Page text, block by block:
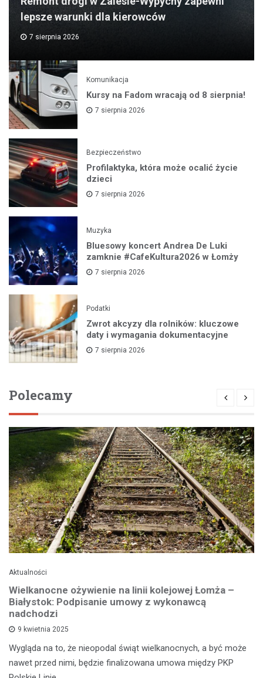
lepsze warunki dla kierowców
7 sierpnia 2026
Komunikacja
Kursy na Fadom wracają od 8 sierpnia!
7 sierpnia 2026
Bezpieczeństwo
Profilaktyka, która może ocalić życie
dzieci
7 sierpnia 2026
Muzyka
Bluesowy koncert Andrea De Luki
zamknie #CafeKultura2026 w Łomży
7 sierpnia 2026
Podatki
Zwrot akcyzy dla rolników: kluczowe
daty i wymagania dokumentacyjne
7 sierpnia 2026
Polecamy
Aktualności
Wielkanocne ożywienie na linii kolejowej Łomża –
Białystok: Podpisanie umowy z wykonawcą
nadchodzi
9 kwietnia 2025
Wygląda na to, że nieopodal świąt wielkanocnych, a być może
nawet przed nimi, będzie finalizowana umowa między PKP